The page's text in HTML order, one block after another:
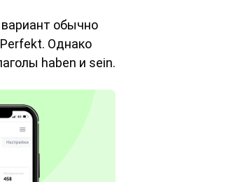
обычно
Perfekt. Однако
haben и sein.